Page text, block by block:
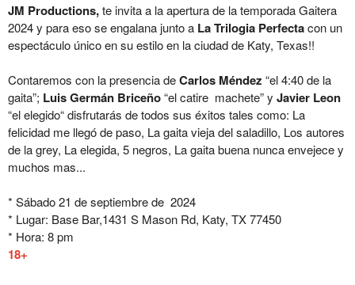
JM Productions,te invita a la apertura de la temporada Gaitera
2024 y para eso se engalana junto a La Trilogia Perfectacon un
espectáculo único en su estilo en la ciudad de Katy, Texas!!
Contaremos con la presencia deCarlos Méndez “el 4:40 de la
gaita”; Luis Germán Briceño“el catire machete” y Javier Leon
“el elegido“ disfrutarás de todos sus éxitos tales como: La
felicidad me llegó de paso, La gaita vieja del saladillo, Los autores
de la grey, La elegida, 5 negros, La gaita buena nunca envejece y
muchos mas...
* Sábado 21 de septiembre de 2024
* Lugar: Base Bar,1431 S Mason Rd, Katy, TX 77450
* Hora: 8 pm
18+